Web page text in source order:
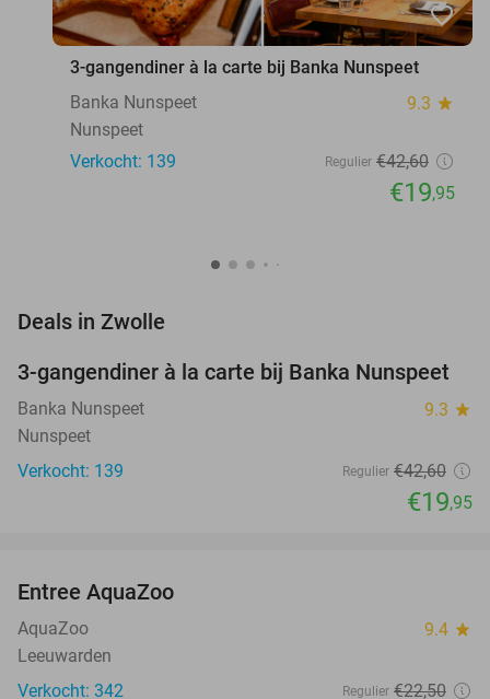
favorite_border
3-gangendiner à la carte bij Banka Nunspeet
Banka Nunspeet
9.3 star
Nunspeet
Verkocht: 139
Regulier €42,60
€19,95
Deals in Zwolle
53%
3-gangendiner à la carte bij Banka Nunspeet
Banka Nunspeet 9.3 star
Nunspeet
Verkocht: 139
Regulier €42,60
€19,95
TODAY
Entree AquaZoo
AquaZoo 9.4 star
Leeuwarden
Verkocht: 342
Regulier €22,50